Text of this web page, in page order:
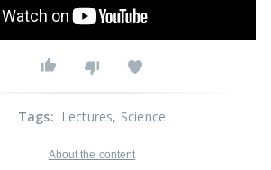
Tags: Lectures, Science
About the content